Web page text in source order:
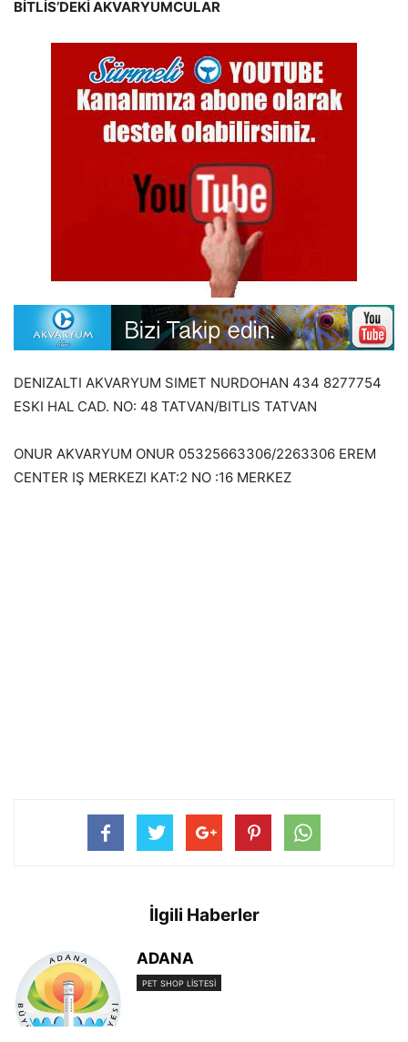
BİTLİS’DEKİ AKVARYUMCULAR
DENIZALTI AKVARYUM SIMET NURDOHAN 434 8277754
ESKI HAL CAD. NO: 48 TATVAN/BITLIS TATVAN
ONUR AKVARYUM ONUR 05325663306/2263306 EREM
CENTER IŞ MERKEZI KAT:2 NO :16 MERKEZ
İlgili Haberler
ADANA
PET SHOP LISTESI